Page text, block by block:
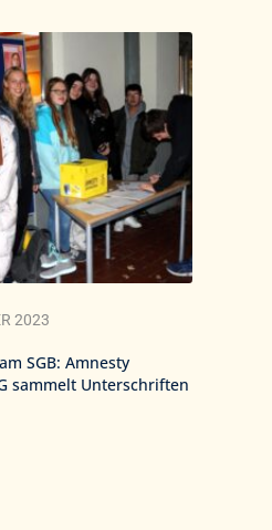
2023
SGB: Amnesty
sammelt Unterschriften